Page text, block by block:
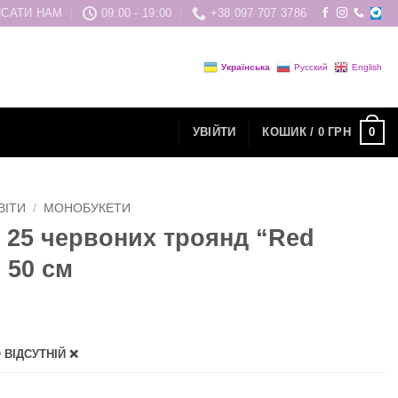
НАМ 09:00 - 19:00 +38 097 707 3786
Українська Русский English
УВІЙТИ КОШИК / 0 ГРН 0
/ МОНОБУКЕТИ
25 червоних троянд “Red
50 см
❌